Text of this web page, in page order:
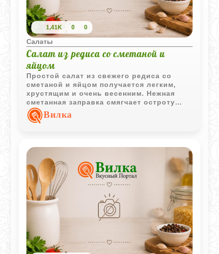
1,41K 0 0
Салаты
Салат из редиса со сметаной и
яйцом
Простой салат из свежего редиса со
сметаной и яйцом получается легким,
хрустящим и очень весенним. Нежная
сметанная заправка смягчает остроту
редиса, а укроп добавляет свежий
аромат.Вилка